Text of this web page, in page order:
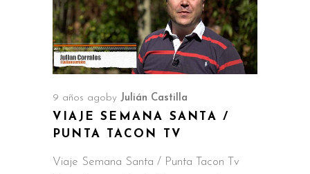
9 años ago by Julián Castilla
VIAJE SEMANA SANTA /
PUNTA TACON TV
Viaje Semana Santa / Punta Tacon Tv